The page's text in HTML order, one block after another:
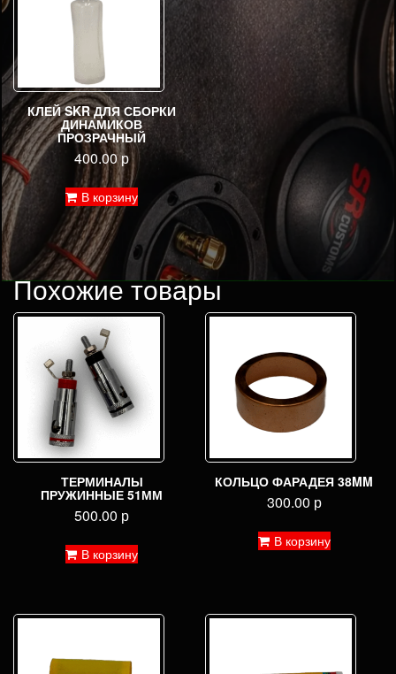
КЛЕЙ SKR ДЛЯ СБОРКИ
ДИНАМИКОВ
ПРОЗРАЧНЫЙ
400.00р
В корзину
Похожие товары
ТЕРМИНАЛЫ
ПРУЖИННЫЕ 51ММ
500.00 р
В корзину
КОЛЬЦО ФАРАДЕЯ 38MM
300.00 р
В корзину